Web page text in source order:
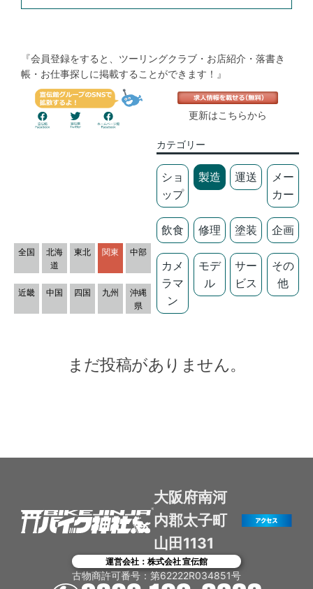
『会員登録をすると、ツーリングクラブ・お店紹介・落書き
帳・お仕事探しに掲載することができます！』
更新はこちらから
全国
北海
道
東北 関東 中部
近畿 中国 四国 九州
沖縄
県
カテゴリー
ショ
ップ
製造 運送
メー
カー
飲食 修理 塗装 企画
カメ
ラマ
ン
モデ
ル
サー
ビス
その
他
まだ投稿がありません。
大阪府南河
内郡太子町
山田1131
運営会社：株式会社 宣伝館
古物商許可番号：第62222R034851号